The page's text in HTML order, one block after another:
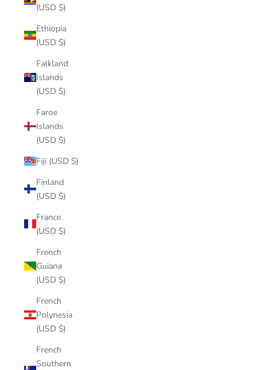
(USD $)
Ethiopia
(USD $)
Falkland
Islands
(USD $)
Faroe
Islands
(USD $)
Fiji (USD $)
Finland
(USD $)
France
(USD $)
French
Guiana
(USD $)
French
Polynesia
(USD $)
French
Southern